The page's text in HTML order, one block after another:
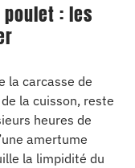
: les
la carcasse de
la cuisson, reste
heures de
amertume
la limpidité du